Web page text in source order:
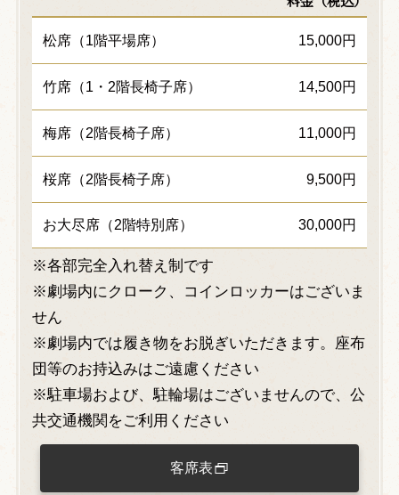
松席（1階平場席） 15,000円
竹席（1・2階長椅子席） 14,500円
梅席（2階長椅子席） 11,000円
桜席（2階長椅子席） 9,500円
お大尽席（2階特別席） 30,000円
※各部完全入れ替え制です
※劇場内にクローク、コインロッカーはございま
せん
※劇場内では履き物をお脱ぎいただきます。座布
団等のお持込みはご遠慮ください
※駐車場および、駐輪場はございませんので、公
共交通機関をご利用ください
客席表